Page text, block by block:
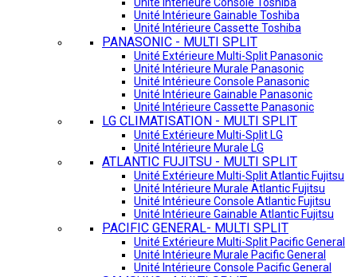
Unité Intérieure Gainable Toshiba
Unité Intérieure Cassette Toshiba
PANASONIC - MULTI SPLIT
Unité Extérieure Multi-Split Panasonic
Unité Intérieure Murale Panasonic
Unité Intérieure Console Panasonic
Unité Intérieure Gainable Panasonic
Unité Intérieure Cassette Panasonic
LG CLIMATISATION - MULTI SPLIT
Unité Extérieure Multi-Split LG
Unité Intérieure Murale LG
ATLANTIC FUJITSU - MULTI SPLIT
Unité Extérieure Multi-Split Atlantic Fujitsu
Unité Intérieure Murale Atlantic Fujitsu
Unité Intérieure Console Atlantic Fujitsu
Unité Intérieure Gainable Atlantic Fujitsu
PACIFIC GENERAL- MULTI SPLIT
Unité Extérieure Multi-Split Pacific General
Unité Intérieure Murale Pacific General
Unité Intérieure Console Pacific General